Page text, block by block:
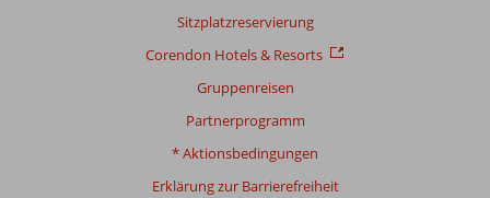
Sitzplatzreservierung
Corendon Hotels & Resorts
Gruppenreisen
Partnerprogramm
* Aktionsbedingungen
Erklärung zur Barrierefreiheit